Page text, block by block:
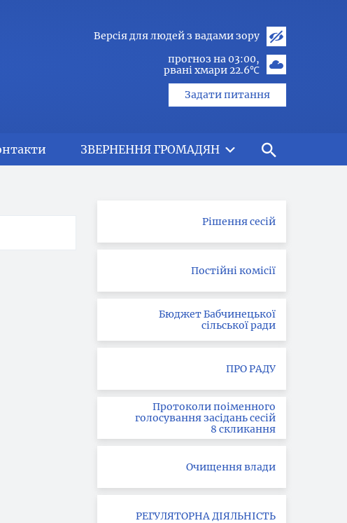
Версія для людей з вадами зору
прогноз на 03:00
рвані хмари 22.6℃
Задати питання
ЗВЕРНЕННЯ ГРОМАДЯН
Рішення сесій
Постійні комісії
Бюджет Бабчинецької
сільської ради
ПРО РАДУ
Протоколи поіменного
голосування засідань сесій
8 скликання
Очищення влади
РЕГУЛЯТОРНА ДІЯЛЬНІСТЬ